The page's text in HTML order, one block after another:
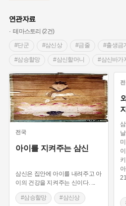
#황해도
#조선역사
#왕건 #전라남도 지명유래 #목민
#온라인 생활사박물관 #강동구 #
#여성독립운동가 #조선시대 문신
#김마리아 #여성 독립운동가 #28
#문화유산 #노원구 #마을 #
#경기도설화 #강서구 #공예품
#지명유래 #대한민국
#용인의 전설 #끈기 #
#
#남자현
연관자료
테마스토리 (2건)
#단군
#삼신상 #금줄 #출생금기
#삼승할망 #삼신할머니 #삼신바가
#몽고반점
전국
아이를 지켜주는 삼신
삼신은 집안에 아이를 내려주고 아
이의 건강을 지켜주는 신이다.
#삼승할망 #삼신상